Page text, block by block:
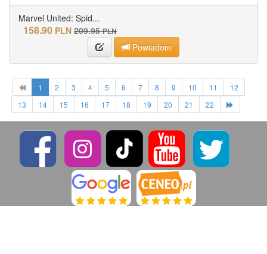
Marvel United: Spid...
158.90 PLN 209.95 PLN
Powiadom
1 2 3 4 5 6 7 8 9 10 11
12
13
14 15 16 17 18 19 20 21 22